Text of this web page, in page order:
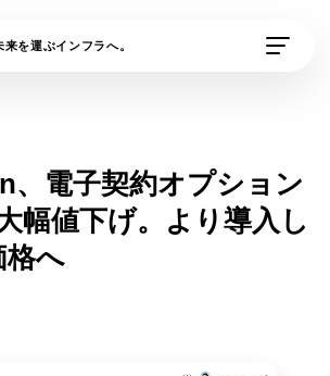
来を運ぶインフラへ。
収運業
DXE Station 収運・
処分業者
ー
、電子契約オプション
幅値下げ。より導入し
格へ